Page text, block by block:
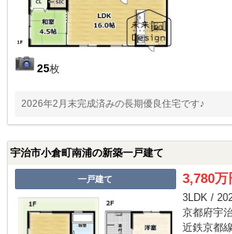
25枚
2026年2月末完成済みの長期優良住宅です♪
宇治市小倉町南浦の新築一戸建て
一戸建て 3,780万
3LDK /
京都府宇
近鉄京都